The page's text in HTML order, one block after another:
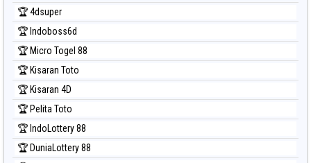
🏆 4dsuper
🏆 Indoboss6d
🏆 Micro Togel 88
🏆 Kisaran Toto
🏆 Kisaran 4D
🏆 Pelita Toto
🏆 IndoLottery 88
🏆 DuniaLottery 88